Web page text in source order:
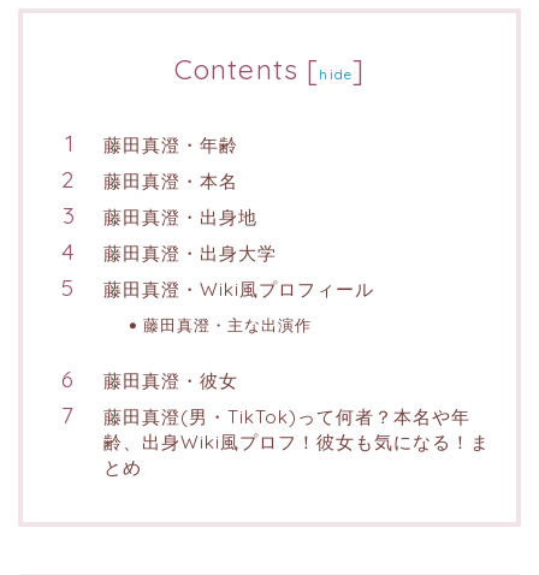
Contents [hide]
藤田真澄・年齢
藤田真澄・本名
藤田真澄・出身地
藤田真澄・出身大学
藤田真澄・Wiki風プロフィール
藤田真澄・主な出演作
藤田真澄・彼女
藤田真澄(男・TikTok)って何者？本名や年
齢、出身Wiki風プロフ！彼女も気になる！ま
とめ